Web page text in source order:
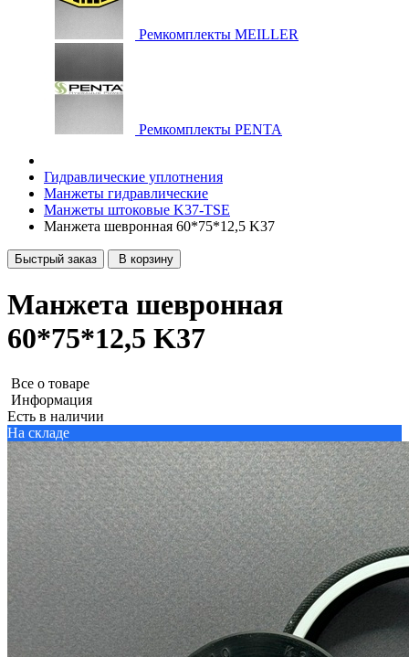
Ремкомплекты MEILLER
Ремкомплекты PENTA
Гидравлические уплотнения
Манжеты гидравлические
Манжеты штоковые K37-TSE
Манжета шевронная 60*75*12,5 K37
Быстрый заказ В корзину
Манжета шевронная
60*75*12,5 K37
Все о товаре
Информация
Есть в наличии
На складе